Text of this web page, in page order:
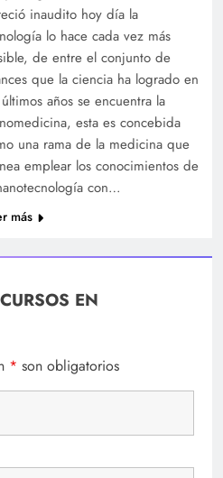
inaudito hoy día la
lo hace cada vez más
de entre el conjunto de
que la ciencia ha logrado en
años se encuentra la
esta es concebida
una rama de la medicina que
emplear los conocimientos de
con…
más
EN
* son obligatorios